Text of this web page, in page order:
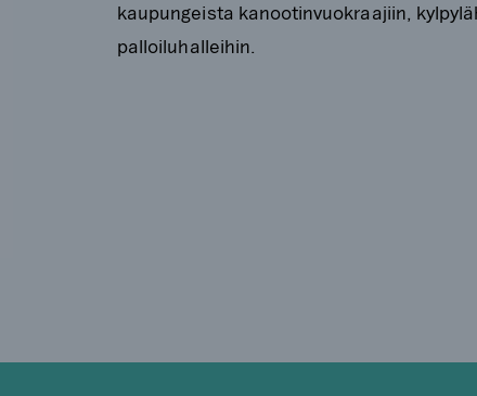
kaupungeista kanootinvuokraajiin,
palloiluhalleihin.